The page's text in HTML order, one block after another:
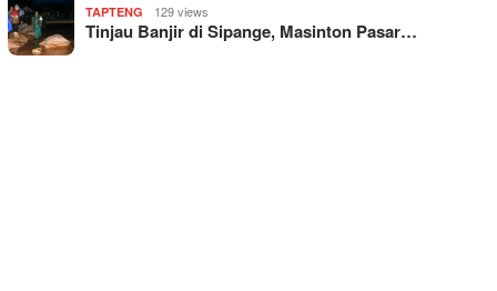
TAPTENG 129 views
Tinjau Banjir di Sipange, Masinton Pasar…